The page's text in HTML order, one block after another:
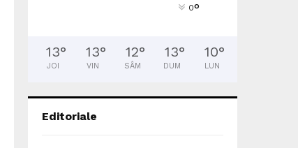
0°
13°
JOI
13°
VIN
12°
SÂM
13°
DUM
10°
LUN
Editoriale